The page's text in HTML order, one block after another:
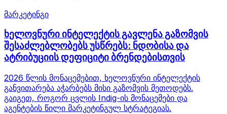
მარკეტინგი
ხელოვნური ინტელექტის გავლენა გაზომვის
შესაძლებლობებს უსწრებს: ნდობისა და
ატრიბუციის დეფიციტი ბრენდებისთვის
2026 წლის მონაცემებით, ხელოვნური ინტელექტის
განვითარება აჭარბებს მისი გაზომვის მეთოდებს.
გაიგეთ, როგორ ცვლის Indig-ის მონაცემები და
აგენტების წილი მარკეტინგულ სტრატეგიას.